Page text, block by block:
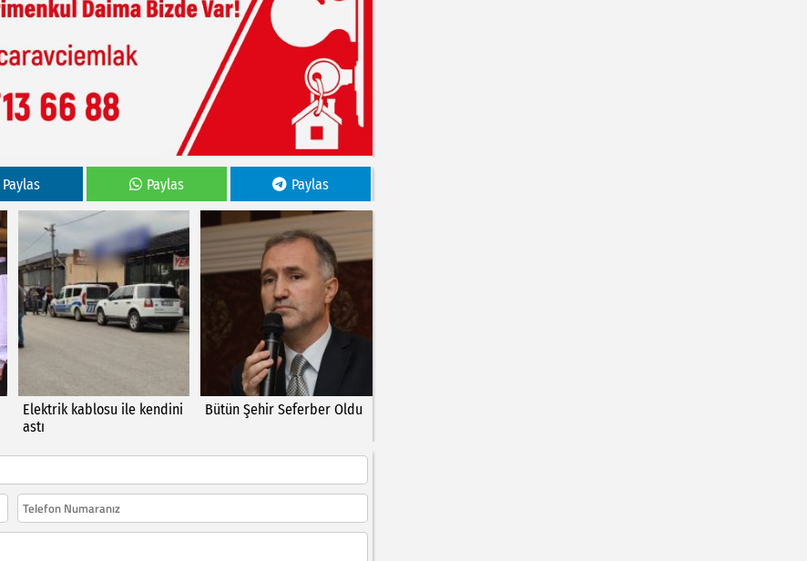
Paylas Paylas Paylas
Elektrik kablosu ile kendini
astı
Bütün Şehir Seferber Oldu